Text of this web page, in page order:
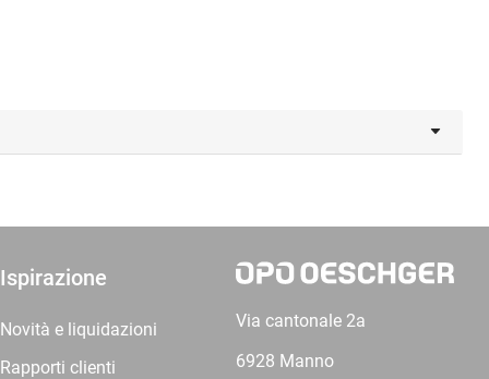
Ispirazione
Novità e liquidazioni
Rapporti clienti
Via cantonale 2a
6928 Manno